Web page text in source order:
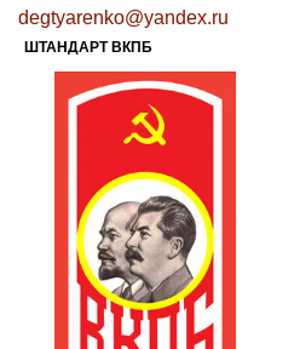
degtyarenko@yandex.ru
ШТАНДАРТ ВКПБ